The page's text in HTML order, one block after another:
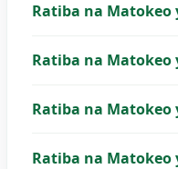
Ratiba na Matokeo
Ratiba na Matokeo
Ratiba na Matokeo
Ratiba na Matokeo